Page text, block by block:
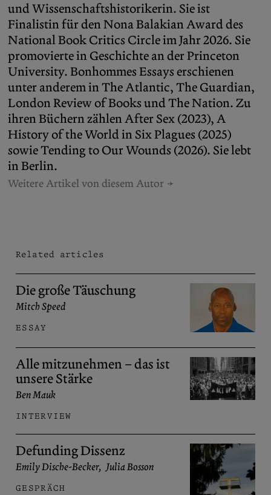
und Wissenschaftshistorikerin. Sie ist
Finalistin für den Nona Balakian Award des
National Book Critics Circle im Jahr 2026. Sie
promovierte in Geschichte an der Princeton
University. Bonhommes Essays erschienen
unter anderem in The Atlantic, The Guardian,
London Review of Books und The Nation. Zu
ihren Büchern zählen After Sex (2023), A
History of the World in Six Plagues (2025)
sowie Tending to Our Wounds (2026). Sie lebt
in Berlin.
Weitere Artikel von diesem Autor
Related articles
Die große Täuschung
Mitch Speed
ESSAY
Alle mitzunehmen – das ist
unsere Stärke
Ben Mauk
INTERVIEW
Defunding Dissenz
Emily Dische-Becker, Julia Bosson
GESPRÄCH